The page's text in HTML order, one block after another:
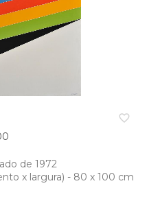
favorite_border
de 1972
x largura) - 80 x 100 cm